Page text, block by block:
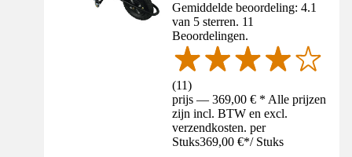
Gemiddelde beoordeling: 4.1
van 5 sterren. 11
Beoordelingen.
(11)
prijs — 369,00 € * Alle prijzen
zijn incl. BTW en excl.
verzendkosten. per
Stuks369,00 €*/ Stuks